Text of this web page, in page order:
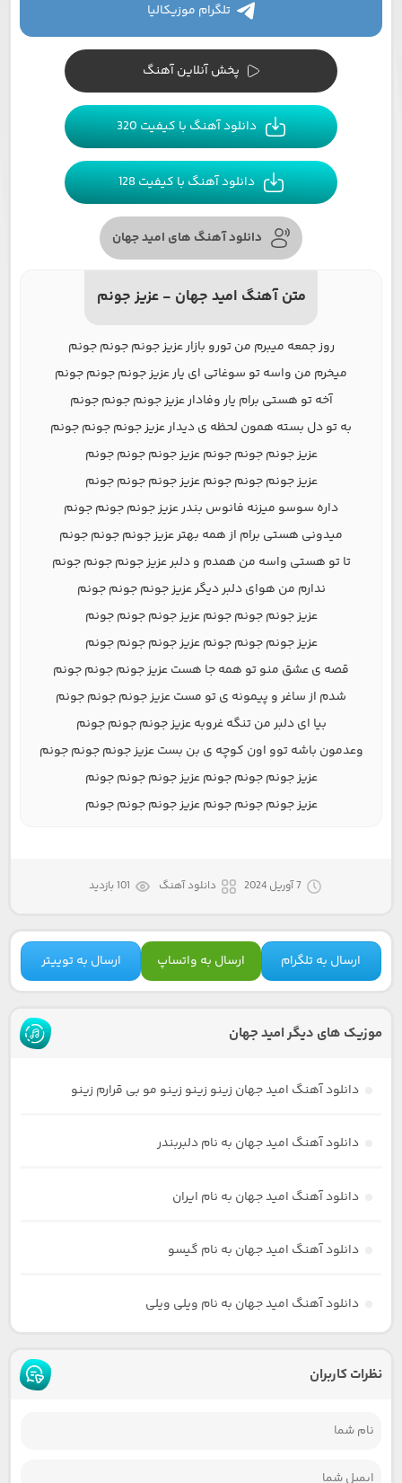
تلگرام موزیکالیا
پخش آنلاین آهنگ
دانلود آهنگ با کیفیت 320
دانلود آهنگ با کیفیت 128
دانلود آهنگ های امید جهان
متن آهنگ امید جهان - عزیز جونم
روز جمعه میبرم من تورو بازار عزیز جونم جونم جونم
میخرم من واسه تو سوغاتی ای یار عزیز جونم جونم جونم
آخه تو هستی برام یار وفادار عزیز جونم جونم جونم
به تو دل بسته همون لحظه ی دیدار عزیز جونم جونم جونم
عزیز جونم جونم جونم عزیز جونم جونم جونم
عزیز جونم جونم جونم عزیز جونم جونم جونم
داره سوسو میزنه فانوس بندر عزیز جونم جونم جونم
میدونی هستی برام از همه بهتر عزیز جونم جونم جونم
تا تو هستی واسه من همدم و دلبر عزیز جونم جونم جونم
ندارم من هوای دلبر دیگر عزیز جونم جونم جونم
عزیز جونم جونم جونم عزیز جونم جونم جونم
عزیز جونم جونم جونم عزیز جونم جونم جونم
قصه ی عشق منو تو همه جا هست عزیز جونم جونم جونم
شدم از ساغر و پیمونه ی تو مست عزیز جونم جونم جونم
بیا ای دلبر من تنگه غروبه عزیز جونم جونم جونم
وعدمون باشه توو اون کوچه ی بن بست عزیز جونم جونم جونم
عزیز جونم جونم جونم عزیز جونم جونم جونم
عزیز جونم جونم جونم عزیز جونم جونم جونم
7 آوریل 2024 دانلود آهنگ 101 بازدید
ارسال به تلگرام ارسال به واتساپ ارسال به توییتر
موزیک های دیگر امید جهان
دانلود آهنگ امید جهان زینو زینو زینو مو بی قرارم زینو
دانلود آهنگ امید جهان به نام دلبربندر
دانلود آهنگ امید جهان به نام ایران
دانلود آهنگ امید جهان به نام گیسو
دانلود آهنگ امید جهان به نام ویلی ویلی
نظرات کاربران